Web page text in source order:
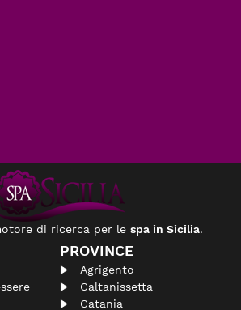
di ricerca per le spa in Sicilia.
PROVINCE
Agrigento
Caltanissetta
Catania